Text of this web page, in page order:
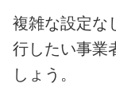
複雑な設定な
行したい事業
しょう。